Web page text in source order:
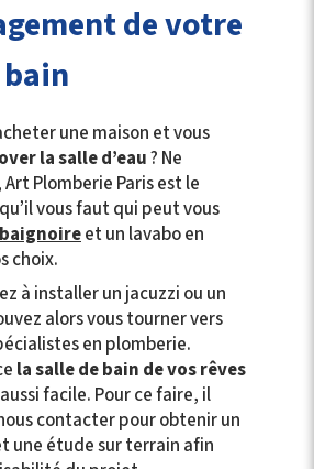
de votre
une maison et vous
la salle d’eau? Ne
Plomberie Paris est le
vous faut qui peut vous
et un lavabo en
choix.
à installer un jacuzzi ou un
alors vous tourner vers
en plomberie.
la salle de bain de vos rêves
facile. Pour ce faire, il
contacter pour obtenir un
une étude sur terrain afin